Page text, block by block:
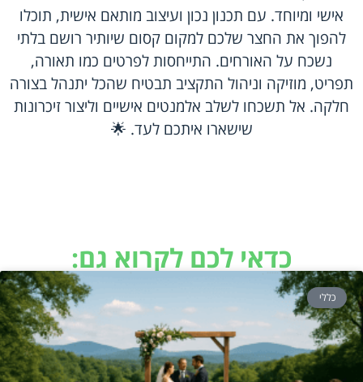
אישי ומיוחד. עם תכנון נכון ועיצוב מותאם אישית, תוכלו
להפוך את החצר שלכם למקום קסום שיותיר רושם בלתי
נשכח על האורחים. התייחסות לפרטים כמו תאורה,
תפריט, מוזיקה וניהול התקציב תבטיח שהכל יתנהל בצורה
חלקה. אל תשכחו לשלב אלמנטים אישיים וליצור זיכרונות
שישארו איתכם לעד. 🌟
כדאי לכם לקרוא גם:
כללי